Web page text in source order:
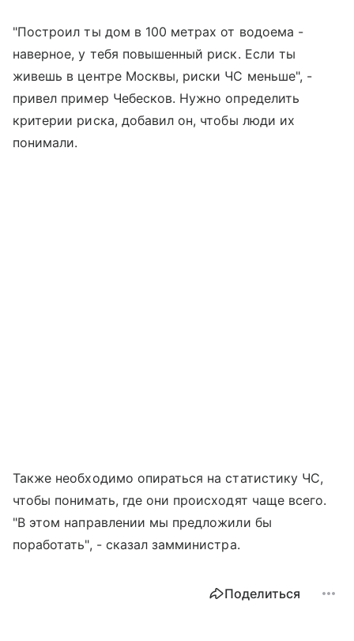
"Построил ты дом в 100 метрах от водоема -
наверное, у тебя повышенный риск. Если ты
живешь в центре Москвы, риски ЧС меньше", -
привел пример Чебесков. Нужно определить
критерии риска, добавил он, чтобы люди их
понимали.
Также необходимо опираться на статистику ЧС,
чтобы понимать, где они происходят чаще всего.
"В этом направлении мы предложили бы
поработать", - сказал замминистра.
Поделиться